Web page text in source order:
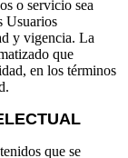
o servicio sea
Usuarios
y vigencia. La
que
en los términos
que se